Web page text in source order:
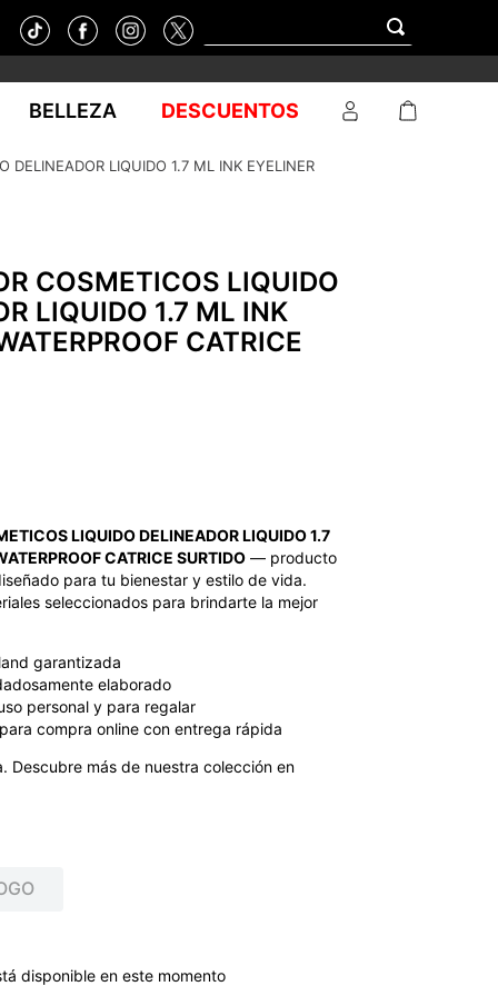
BELLEZA DESCUENTOS
DELINEADOR LIQUIDO 1.7 ML INK EYELINER
COSMETICOS LIQUIDO
LIQUIDO 1.7 ML INK
CATRICE
LIQUIDO DELINEADOR LIQUIDO 1.7
CATRICE SURTIDO— producto
para tu bienestar y estilo de vida.
seleccionados para brindarte la mejor
garantizada
elaborado
personal y para regalar
compra online con entrega rápida
Descubre más de nuestra colección en
disponible en este momento